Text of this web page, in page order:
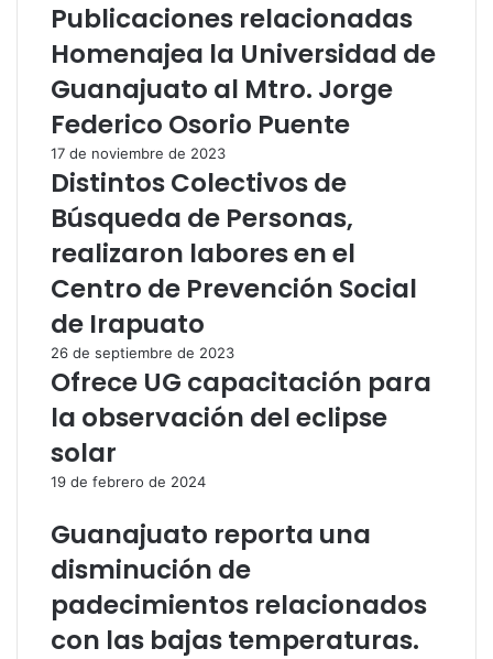
Publicaciones relacionadas
Homenajea la Universidad de
Guanajuato al Mtro. Jorge
Federico Osorio Puente
17 de noviembre de 2023
Distintos Colectivos de
Búsqueda de Personas,
realizaron labores en el
Centro de Prevención Social
de Irapuato
26 de septiembre de 2023
Ofrece UG capacitación para
la observación del eclipse
solar
19 de febrero de 2024
Guanajuato reporta una
disminución de
padecimientos relacionados
con las bajas temperaturas.